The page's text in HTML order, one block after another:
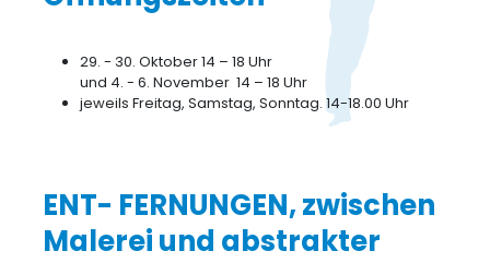
29. - 30. Oktober 14 – 18 Uhr
und 4. - 6. November 14 – 18 Uhr
jeweils Freitag, Samstag, Sonntag. 14-18.00 Uhr
ENT- FERNUNGEN, zwischen
Malerei und abstrakter